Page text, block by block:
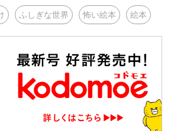
ふしぎな世界 怖い絵本 絵本